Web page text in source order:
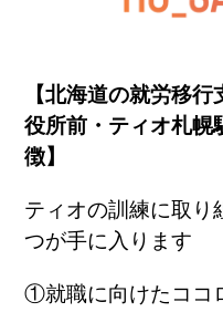
【北海道の就労移
役所前・ティオ札幌
徴】
ティオの訓練に取り
つが手に入ります
①就職に向けたココ